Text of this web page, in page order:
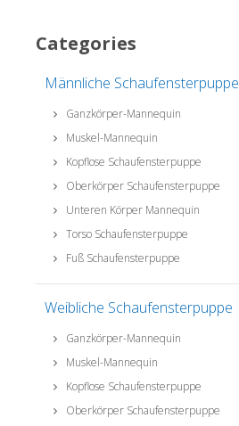
Categories
Männliche Schaufensterpuppe
Ganzkörper-Mannequin
Muskel-Mannequin
Kopflose Schaufensterpuppe
Oberkörper Schaufensterpuppe
Unteren Körper Mannequin
Torso Schaufensterpuppe
Fuß Schaufensterpuppe
Weibliche Schaufensterpuppe
Ganzkörper-Mannequin
Muskel-Mannequin
Kopflose Schaufensterpuppe
Oberkörper Schaufensterpuppe